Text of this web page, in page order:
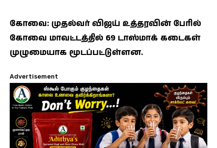
கோவை: முதல்வர் விஜய் உத்தரவின் பேரில்
கோவை மாவட்டத்தில் 69 டாஸ்மாக் கடைகள்
முழுமையாக மூடப்பட்டுள்ளன.
Advertisement